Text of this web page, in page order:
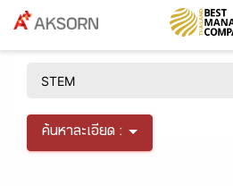
ค้นหาละเอียด :